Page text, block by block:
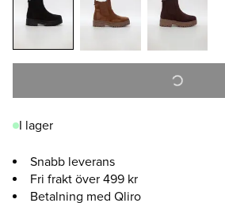
I lager
Snabb leverans
Fri frakt över 499 kr
Betalning med Qliro